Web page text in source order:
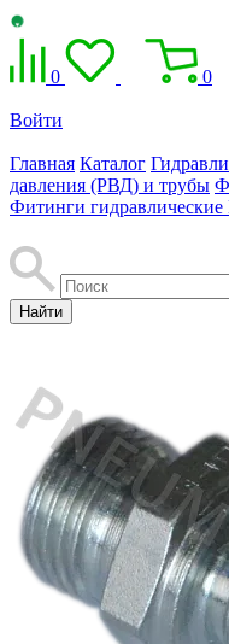
0 0
Войти
Главная Каталог
давления (РВД) и трубы
Фитинги
Найти